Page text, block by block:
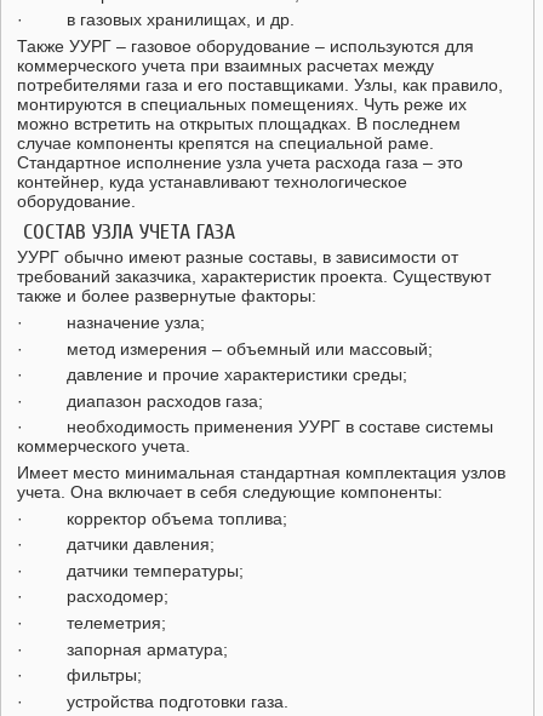
· в газовых хранилищах, и др.
Также УУРГ – газовое оборудование – используются для
коммерческого учета при взаимных расчетах между
потребителями газа и его поставщиками. Узлы, как правило,
монтируются в специальных помещениях. Чуть реже их
можно встретить на открытых площадках. В последнем
случае компоненты крепятся на специальной раме.
Стандартное исполнение узла учета расхода газа – это
контейнер, куда устанавливают технологическое
оборудование.
СОСТАВ УЗЛА УЧЕТА ГАЗА
УУРГ обычно имеют разные составы, в зависимости от
требований заказчика, характеристик проекта. Существуют
также и более развернутые факторы:
· назначение узла;
· метод измерения – объемный или массовый;
· давление и прочие характеристики среды;
· диапазон расходов газа;
· необходимость применения УУРГ в составе системы
коммерческого учета.
Имеет место минимальная стандартная комплектация узлов
учета. Она включает в себя следующие компоненты:
· корректор объема топлива;
· датчики давления;
· датчики температуры;
· расходомер;
· телеметрия;
· запорная арматура;
· фильтры;
· устройства подготовки газа.